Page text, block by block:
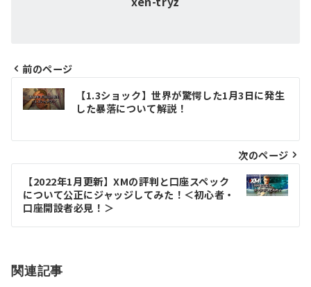
投
稿
ビ
ー
シ
ン
前のページ
【1.3ショック】世界が驚愕した1月3日に発生
した暴落について解説！
次のページ
【2022年1月更新】XMの評判と口座スペック
について公正にジャッジしてみた！＜初心者・
口座開設者必見！＞
関連記事